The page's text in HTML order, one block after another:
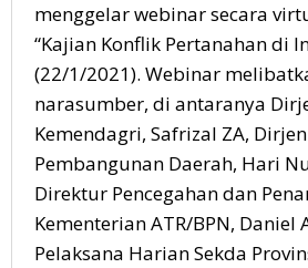
menggelar webinar secara
“Kajian Konflik Pertanahan di
(22/1/2021). Webinar
narasumber, di antaranya
Kemendagri, Safrizal ZA,
Pembangunan Daerah, Hari
Direktur Pencegahan dan
Kementerian ATR/BPN, Daniel
Pelaksana Harian Sekda